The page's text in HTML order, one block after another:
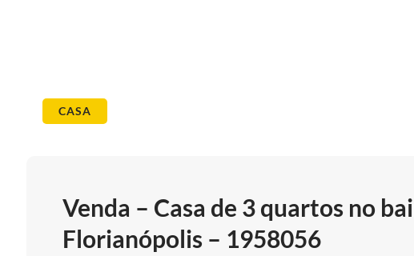
CASA
Venda – Casa de 3 quartos no
Florianópolis – 1958056